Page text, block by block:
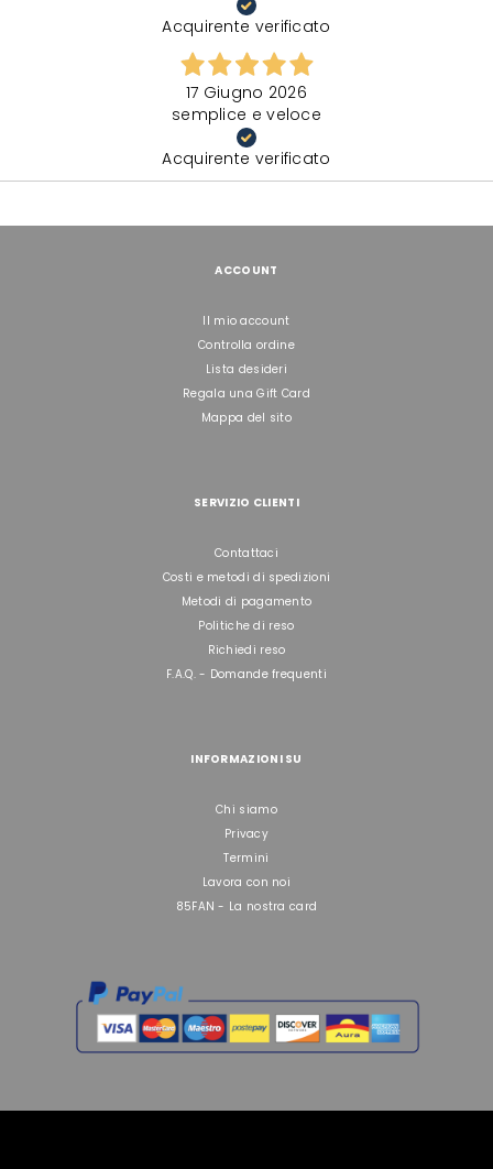
Acquirente verificato
17 Giugno 2026
semplice e veloce
Acquirente verificato
ACCOUNT
Il mio account
Controlla ordine
Lista desideri
Regala una Gift Card
Mappa del sito
SERVIZIO CLIENTI
Contattaci
Costi e metodi di spedizioni
Metodi di pagamento
Politiche di reso
Richiedi reso
F.A.Q. - Domande frequenti
INFORMAZIONI SU
Chi siamo
Privacy
Termini
Lavora con noi
85FAN - La nostra card